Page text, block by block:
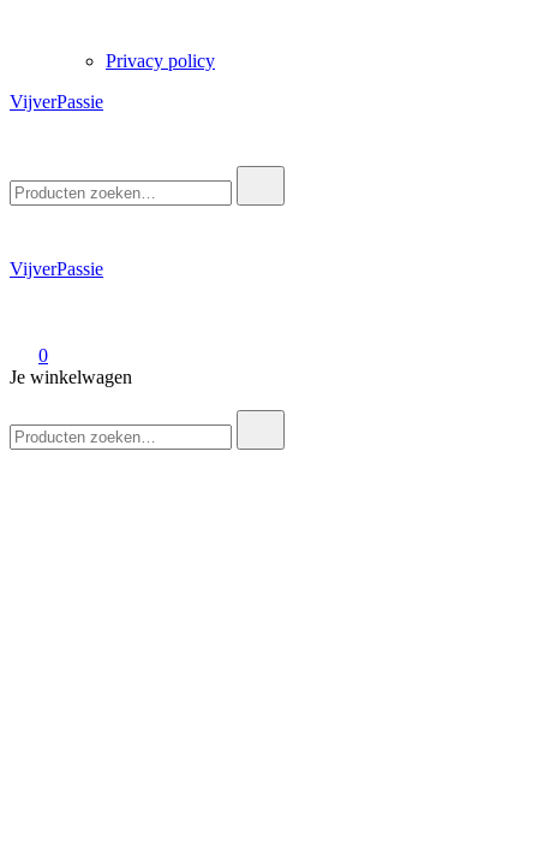
Privacy policy
VijverPassie
naar:
VijverPassie
0
Je winkelwagen
naar: